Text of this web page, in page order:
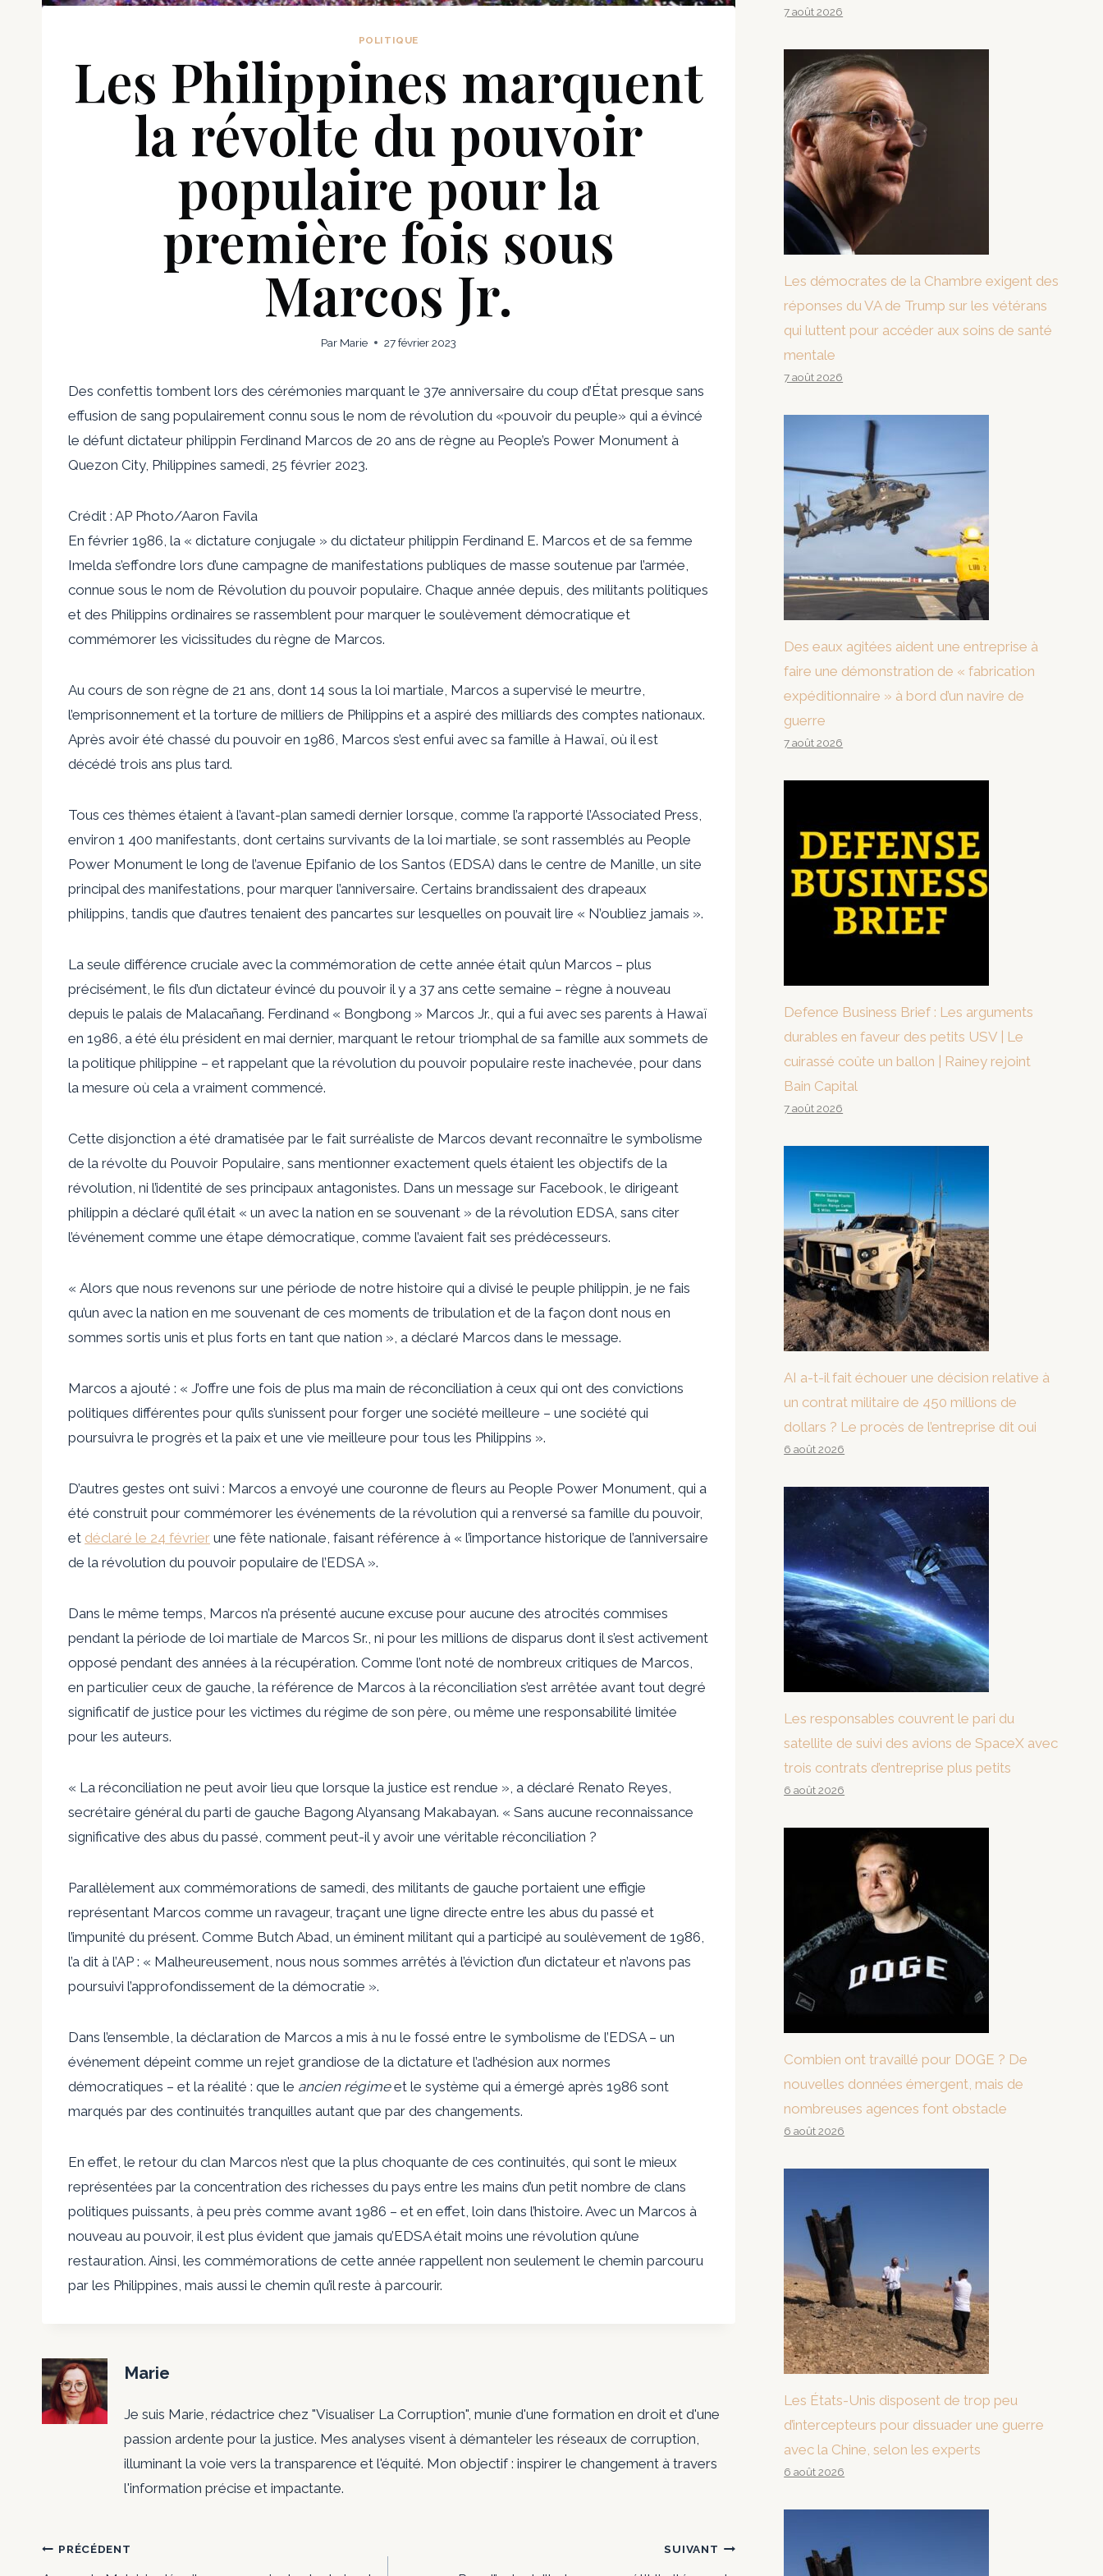
POLITIQUE
Les Philippines marquent
la révolte du pouvoir
populaire pour la
première fois sous
Marcos Jr.
Par Marie 27 février 2023
Des confettis tombent lors des cérémonies marquant le 37e anniversaire du coup d’État presque sans
effusion de sang populairement connu sous le nom de révolution du «pouvoir du peuple» qui a évincé
le défunt dictateur philippin Ferdinand Marcos de 20 ans de règne au People’s Power Monument à
Quezon City, Philippines samedi, 25 février 2023.
Crédit : AP Photo/Aaron Favila
En février 1986, la « dictature conjugale » du dictateur philippin Ferdinand E. Marcos et de sa femme
Imelda s’effondre lors d’une campagne de manifestations publiques de masse soutenue par l’armée,
connue sous le nom de Révolution du pouvoir populaire. Chaque année depuis, des militants politiques
et des Philippins ordinaires se rassemblent pour marquer le soulèvement démocratique et
commémorer les vicissitudes du règne de Marcos.
Au cours de son règne de 21 ans, dont 14 sous la loi martiale, Marcos a supervisé le meurtre,
l’emprisonnement et la torture de milliers de Philippins et a aspiré des milliards des comptes nationaux.
Après avoir été chassé du pouvoir en 1986, Marcos s’est enfui avec sa famille à Hawaï, où il est
décédé trois ans plus tard.
Tous ces thèmes étaient à l’avant-plan samedi dernier lorsque, comme l’a rapporté l’Associated Press,
environ 1 400 manifestants, dont certains survivants de la loi martiale, se sont rassemblés au People
Power Monument le long de l’avenue Epifanio de los Santos (EDSA) dans le centre de Manille, un site
principal des manifestations, pour marquer l’anniversaire. Certains brandissaient des drapeaux
philippins, tandis que d’autres tenaient des pancartes sur lesquelles on pouvait lire « N’oubliez jamais ».
La seule différence cruciale avec la commémoration de cette année était qu’un Marcos – plus
précisément, le fils d’un dictateur évincé du pouvoir il y a 37 ans cette semaine – règne à nouveau
depuis le palais de Malacañang. Ferdinand « Bongbong » Marcos Jr., qui a fui avec ses parents à Hawaï
en 1986, a été élu président en mai dernier, marquant le retour triomphal de sa famille aux sommets de
la politique philippine – et rappelant que la révolution du pouvoir populaire reste inachevée, pour dans
la mesure où cela a vraiment commencé.
Cette disjonction a été dramatisée par le fait surréaliste de Marcos devant reconnaître le symbolisme
de la révolte du Pouvoir Populaire, sans mentionner exactement quels étaient les objectifs de la
révolution, ni l’identité de ses principaux antagonistes. Dans un message sur Facebook, le dirigeant
philippin a déclaré qu’il était « un avec la nation en se souvenant » de la révolution EDSA, sans citer
l’événement comme une étape démocratique, comme l’avaient fait ses prédécesseurs.
« Alors que nous revenons sur une période de notre histoire qui a divisé le peuple philippin, je ne fais
qu’un avec la nation en me souvenant de ces moments de tribulation et de la façon dont nous en
sommes sortis unis et plus forts en tant que nation », a déclaré Marcos dans le message.
Marcos a ajouté : « J’offre une fois de plus ma main de réconciliation à ceux qui ont des convictions
politiques différentes pour qu’ils s’unissent pour forger une société meilleure – une société qui
poursuivra le progrès et la paix et une vie meilleure pour tous les Philippins ».
D’autres gestes ont suivi : Marcos a envoyé une couronne de fleurs au People Power Monument, qui a
été construit pour commémorer les événements de la révolution qui a renversé sa famille du pouvoir,
et déclaré le 24 février une fête nationale, faisant référence à « l’importance historique de l’anniversaire
de la révolution du pouvoir populaire de l’EDSA ».
Dans le même temps, Marcos n’a présenté aucune excuse pour aucune des atrocités commises
pendant la période de loi martiale de Marcos Sr., ni pour les millions de disparus dont il s’est activement
opposé pendant des années à la récupération. Comme l’ont noté de nombreux critiques de Marcos,
en particulier ceux de gauche, la référence de Marcos à la réconciliation s’est arrêtée avant tout degré
significatif de justice pour les victimes du régime de son père, ou même une responsabilité limitée
pour les auteurs.
« La réconciliation ne peut avoir lieu que lorsque la justice est rendue », a déclaré Renato Reyes,
secrétaire général du parti de gauche Bagong Alyansang Makabayan. « Sans aucune reconnaissance
significative des abus du passé, comment peut-il y avoir une véritable réconciliation ?
Parallèlement aux commémorations de samedi, des militants de gauche portaient une effigie
représentant Marcos comme un ravageur, traçant une ligne directe entre les abus du passé et
l’impunité du présent. Comme Butch Abad, un éminent militant qui a participé au soulèvement de 1986,
l’a dit à l’AP : « Malheureusement, nous nous sommes arrêtés à l’éviction d’un dictateur et n’avons pas
poursuivi l’approfondissement de la démocratie ».
Dans l’ensemble, la déclaration de Marcos a mis à nu le fossé entre le symbolisme de l’EDSA – un
événement dépeint comme un rejet grandiose de la dictature et l’adhésion aux normes
démocratiques – et la réalité : que le ancien régimeet le système qui a émergé après 1986 sont
marqués par des continuités tranquilles autant que par des changements.
En effet, le retour du clan Marcos n’est que la plus choquante de ces continuités, qui sont le mieux
représentées par la concentration des richesses du pays entre les mains d’un petit nombre de clans
politiques puissants, à peu près comme avant 1986 – et en effet, loin dans l’histoire. Avec un Marcos à
nouveau au pouvoir, il est plus évident que jamais qu’EDSA était moins une révolution qu’une
restauration. Ainsi, les commémorations de cette année rappellent non seulement le chemin parcouru
par les Philippines, mais aussi le chemin qu’il reste à parcourir.
Marie
Je suis Marie, rédactrice chez "Visualiser La Corruption", munie d'une formation en droit et d'une
passion ardente pour la justice. Mes analyses visent à démanteler les réseaux de corruption,
illuminant la voie vers la transparence et l'équité. Mon objectif : inspirer le changement à travers
l'information précise et impactante.
Navigation
PRÉCÉDENT SUIVANT
7 août 2026
Les démocrates de la Chambre exigent des
réponses du VA de Trump sur les vétérans
qui luttent pour accéder aux soins de santé
mentale
7 août 2026
Des eaux agitées aident une entreprise à
faire une démonstration de « fabrication
expéditionnaire » à bord d’un navire de
guerre
7 août 2026
Defence Business Brief : Les arguments
durables en faveur des petits USV | Le
cuirassé coûte un ballon | Rainey rejoint
Bain Capital
7 août 2026
AI a-t-il fait échouer une décision relative à
un contrat militaire de 450 millions de
dollars ? Le procès de l’entreprise dit oui
6 août 2026
Les responsables couvrent le pari du
satellite de suivi des avions de SpaceX avec
trois contrats d’entreprise plus petits
6 août 2026
Combien ont travaillé pour DOGE ? De
nouvelles données émergent, mais de
nombreuses agences font obstacle
6 août 2026
Les États-Unis disposent de trop peu
d’intercepteurs pour dissuader une guerre
avec la Chine, selon les experts
6 août 2026